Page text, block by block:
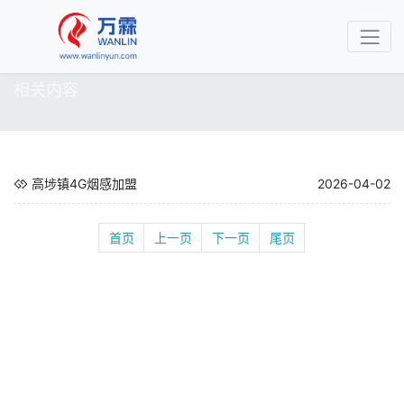
高埗镇4G烟感加盟 2026-04-02
首页 上一页 下一页 尾页